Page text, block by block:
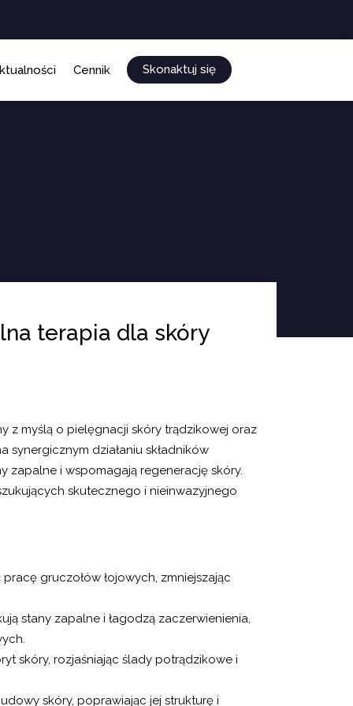
Cennik Skonaktuj się
terapia dla skóry
z myślą o pielęgnacji skóry trądzikowej oraz
synergicznym działaniu składników
zapalne i wspomagają regenerację skóry.
skutecznego i nieinwazyjnego
gruczołów łojowych, zmniejszając
stany zapalne i łagodzą zaczerwienienia,
skóry, rozjaśniając ślady potrądzikowe i
skóry, poprawiając jej strukturę i